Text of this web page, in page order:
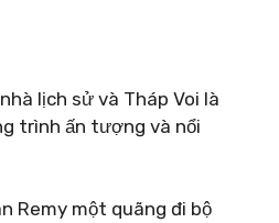
lịch sử và Tháp Voi là
trình ấn tượng và nổi
Remy một quãng đi bộ